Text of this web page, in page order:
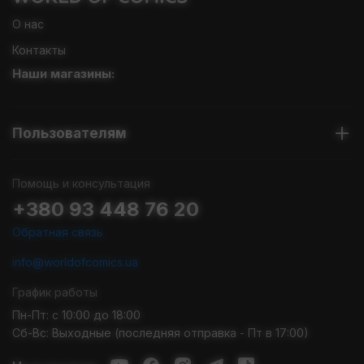
О нас
Контакты
Наши магазины:
Пользователям
Помощь и консультация
+380 93 448 76 20
Обратная связь
info@worldofcomics.ua
График работы
Пн-Пт: с 10:00 до 18:00
Сб-Вс: Выходные (последняя отправка - Пт в 17:00)